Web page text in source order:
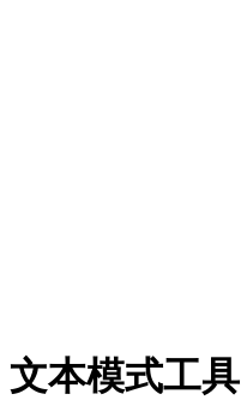
文本模式工具